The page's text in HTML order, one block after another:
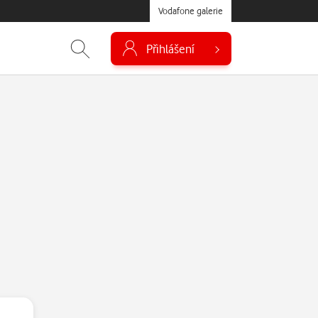
Vodafone galerie
Přihlášení